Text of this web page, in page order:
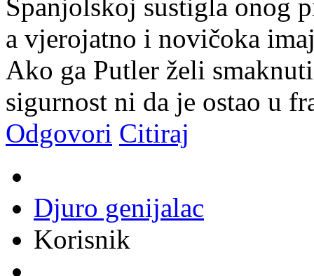
Španjolskoj sustigla onog
a vjerojatno i novičoka
Ako ga Putler želi
sigurnost ni da je ostao u
Odgovori Citiraj
Djuro genijalac
Korisnik